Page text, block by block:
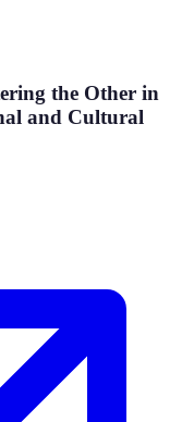
the Other in
and Cultural